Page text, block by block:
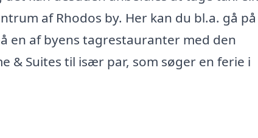
af Rhodos by. Her kan du bl.a. gå på
en af byens tagrestauranter med den
& Suites til især par, som søger en ferie i